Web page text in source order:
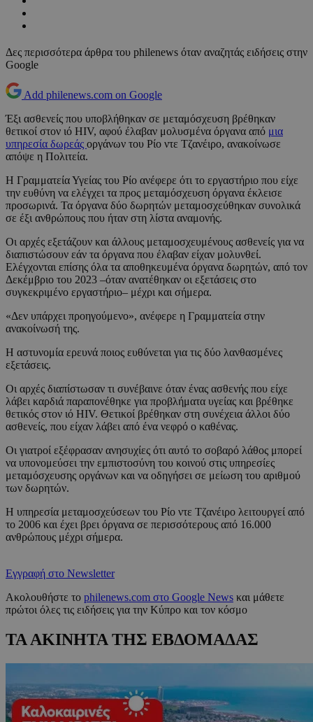
Δες περισσότερα άρθρα του philenews όταν αναζητάς ειδήσεις στην
Google
Add philenews.com on Google
Έξι ασθενείς που υποβλήθηκαν σε μεταμόσχευση βρέθηκαν
θετικοί στον ιό HIV, αφού έλαβαν μολυσμένα όργανα από μια
υπηρεσία δωρεάς οργάνων του Ρίο ντε Τζανέιρο, ανακοίνωσε
απόψε η Πολιτεία.
Η Γραμματεία Υγείας του Ρίο ανέφερε ότι το εργαστήριο που είχε
την ευθύνη να ελέγχει τα προς μεταμόσχευση όργανα έκλεισε
προσωρινά. Τα όργανα δύο δωρητών μεταμοσχεύθηκαν συνολικά
σε έξι ανθρώπους που ήταν στη λίστα αναμονής.
Οι αρχές εξετάζουν και άλλους μεταμοσχευμένους ασθενείς για να
διαπιστώσουν εάν τα όργανα που έλαβαν είχαν μολυνθεί.
Ελέγχονται επίσης όλα τα αποθηκευμένα όργανα δωρητών, από τον
Δεκέμβριο του 2023 –όταν ανατέθηκαν οι εξετάσεις στο
συγκεκριμένο εργαστήριο– μέχρι και σήμερα.
«Δεν υπάρχει προηγούμενο», ανέφερε η Γραμματεία στην
ανακοίνωσή της.
Η αστυνομία ερευνά ποιος ευθύνεται για τις δύο λανθασμένες
εξετάσεις.
Οι αρχές διαπίστωσαν τι συνέβαινε όταν ένας ασθενής που είχε
λάβει καρδιά παραπονέθηκε για προβλήματα υγείας και βρέθηκε
θετικός στον ιό HIV. Θετικοί βρέθηκαν στη συνέχεια άλλοι δύο
ασθενείς, που είχαν λάβει από ένα νεφρό ο καθένας.
Οι γιατροί εξέφρασαν ανησυχίες ότι αυτό το σοβαρό λάθος μπορεί
να υπονομεύσει την εμπιστοσύνη του κοινού στις υπηρεσίες
μεταμόσχευσης οργάνων και να οδηγήσει σε μείωση του αριθμού
των δωρητών.
Η υπηρεσία μεταμοσχεύσεων του Ρίο ντε Τζανέιρο λειτουργεί από
το 2006 και έχει βρει όργανα σε περισσότερους από 16.000
ανθρώπους μέχρι σήμερα.
Εγγραφή στο Newsletter
Ακολουθήστε το philenews.com στο Google News και μάθετε
πρώτοι όλες τις ειδήσεις για την Κύπρο και τον κόσμο
ΤΑ ΑΚΙΝΗΤΑ ΤΗΣ ΕΒΔΟΜΑΔΑΣ